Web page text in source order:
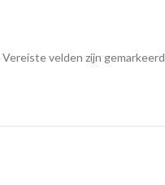
Vereiste velden zijn gemarkeerd